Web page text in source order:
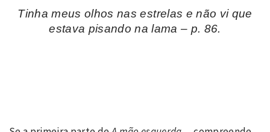
Tinha meus olhos nas estrelas e não vi que
estava pisando na lama – p. 86.